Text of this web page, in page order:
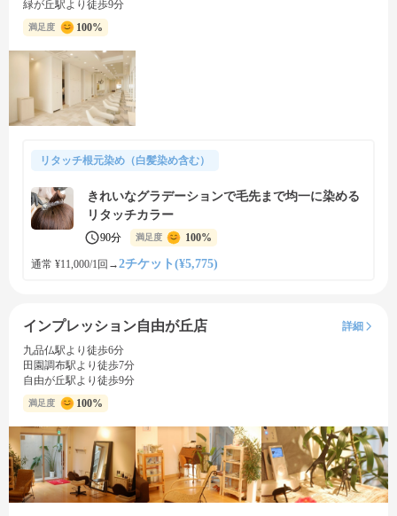
緑が丘駅より徒歩9分
満足度 100%
リタッチ根元染め（白髪染め含む）
きれいなグラデーションで毛先まで均一に染める
リタッチカラー
90分 満足度 100%
通常 ¥11,000/1回 →2チケット(¥5,775)
インプレッション自由が丘店
詳細
九品仏駅より徒歩6分
田園調布駅より徒歩7分
自由が丘駅より徒歩9分
満足度 100%